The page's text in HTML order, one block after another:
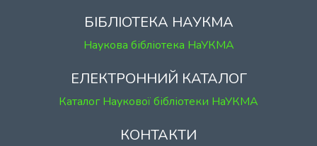
БІБЛІОТЕКА НАУКМА
Наукова бібліотека НаУКМА
ЕЛЕКТРОННИЙ КАТАЛОГ
Каталог Наукової бібліотеки НаУКМА
КОНТАКТИ